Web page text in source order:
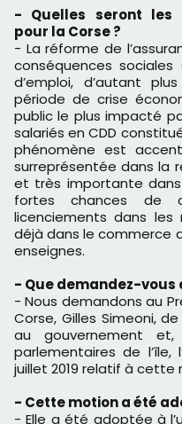
- Quelles seront les
pour la Corse ?
- La réforme de
conséquences
d’emploi, d’autant
période de crise
public le plus impacté
salariés en CDD
phénomène est
surreprésentée dans la
et très importante
fortes chances de
licenciements dans les
déjà dans le commerce
enseignes.
- Que demandez-vous
- Nous demandons au
Corse, Gilles Simeoni,
au gouvernement
parlementaires de
juillet 2019 relatif à cette
- Cette motion a été
- Elle a été adoptée à